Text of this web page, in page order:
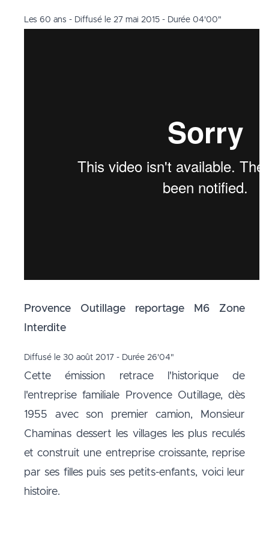
Les 60 ans - Diffusé le 27 mai 2015 - Durée 04'00"
Provence Outillage reportage M6 Zone
Interdite
Diffusé le 30 août 2017 - Durée 26'04"
Cette émission retrace l'historique de
l'entreprise familiale Provence Outillage, dès
1955 avec son premier camion, Monsieur
Chaminas dessert les villages les plus reculés
et construit une entreprise croissante, reprise
par ses filles puis ses petits-enfants, voici leur
histoire.